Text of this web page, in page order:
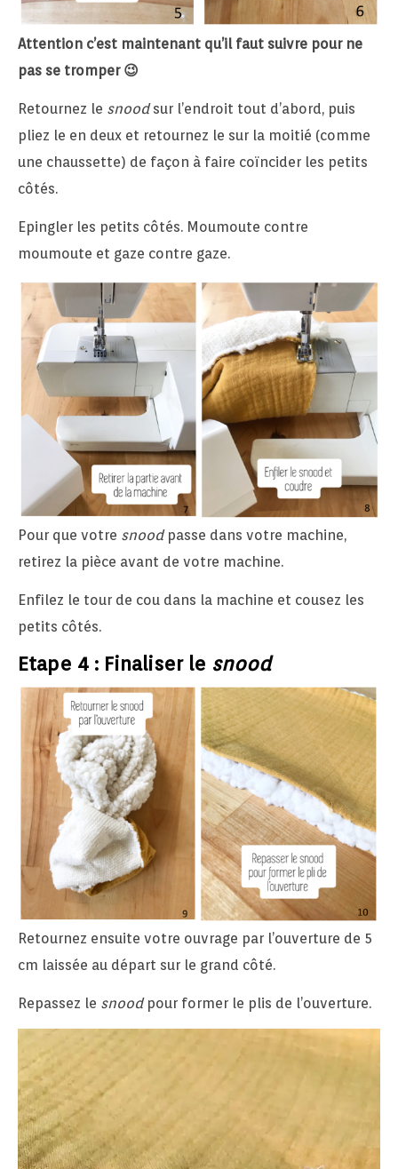
Attention c’est maintenant qu’il faut suivre pour ne
pas se tromper 😉
Retournez le snoodsur l’endroit tout d’abord, puis
pliez le en deux et retournez le sur la moitié (comme
une chaussette) de façon à faire coïncider les petits
côtés.
Epingler les petits côtés. Moumoute contre
moumoute et gaze contre gaze.
Pour que votre snoodpasse dans votre machine,
retirez la pièce avant de votre machine.
Enfilez le tour de cou dans la machine et cousez les
petits côtés.
Etape 4 : Finaliser le snood
Retournez ensuite votre ouvrage par l’ouverture de 5
cm laissée au départ sur le grand côté.
Repassez le snoodpour former le plis de l’ouverture.